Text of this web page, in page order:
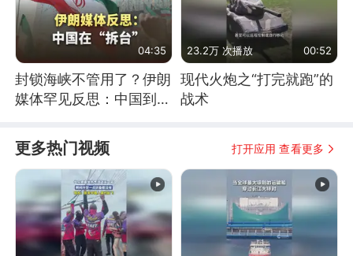
04:35
封锁海峡不管用了？伊朗
媒体罕见反思：中国到底
23.2万 次播放 00:52
现代火炮之“打完就跑”的
战术
更多热门视频 打开应用 查看更多